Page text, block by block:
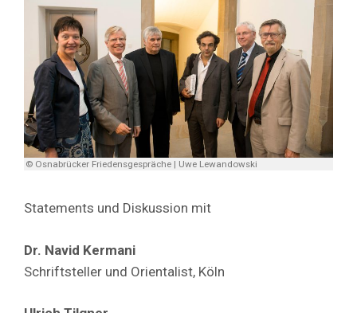
© Osnabrücker Friedensgespräche | Uwe Lewandowski
Statements und Diskussion mit
Dr. Navid Kermani
Schriftsteller und Orientalist, Köln